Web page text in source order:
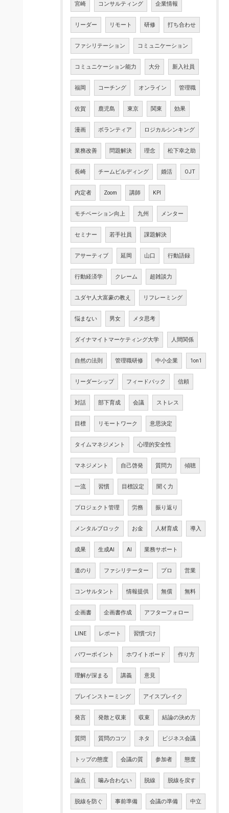
宮崎 コンサルティング 企業情報
リーダー リモート 研修 打ち合わせ
ファシリテーション コミュニケーション
コミュニケーション能力 大分 新入社員
福岡 コーチング オンライン 管理職
佐賀 鹿児島 東京 関東 効果
漫画 ボランティア ロジカルシンキング
業務改善 問題解決 理念 松下幸之助
長崎 チームビルディング 婚活 OJT
内定者 Zoom 講師 KPI
モチベーション向上 九州 メンター
セミナー 若手社員 課題解決
アサーティブ 延岡 山口 行動語録
行動経済学 クレーム 超雑談力
ユダヤ人大富豪の教え リフレーミング
悩まない 男女 メタ思考
ダイナマイトマーケティング大学 人間関係
自然の法則 管理職研修 中小企業 1on1
リーダーシップ フィードバック 信頼
対話 部下育成 会議 ストレス
目標 リモートワーク 意思決定
タイムマネジメント 心理的安全性
マネジメント 自己啓発 質問力 傾聴
一流 習慣 目標設定 聞く力
プロジェクト管理 労務 振り返り
メンタルブロック お金 人材育成 導入
成果 生成AI AI 業務サポート
道のり ファシリテーター プロ 営業
コンサルタント 情報提供 無償 無料
企画書 企画書作成 アフターフォロー
LINE レポート 習慣づけ
パワーポイント ホワイトボード 作り方
理解が深まる 講義 意見
ブレインストーミング アイスブレイク
発言 発散と収束 収束 結論の決め方
質問 質問のコツ ネタ ビジネス会議
トップの態度 会議の質 参加者 態度
論点 噛み合わない 脱線 脱線を戻す
脱線を防ぐ 事前準備 会議の準備 中立